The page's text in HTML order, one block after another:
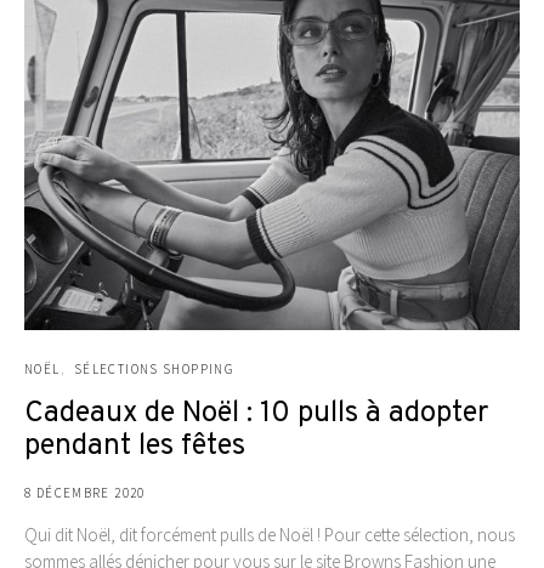
NOËL SÉLECTIONS SHOPPING
Cadeaux de Noël : 10 pulls à adopter
pendant les fêtes
8 DÉCEMBRE 2020
Qui dit Noël, dit forcément pulls de Noël ! Pour cette sélection, nous
sommes allés dénicher pour vous sur le site Browns Fashion une